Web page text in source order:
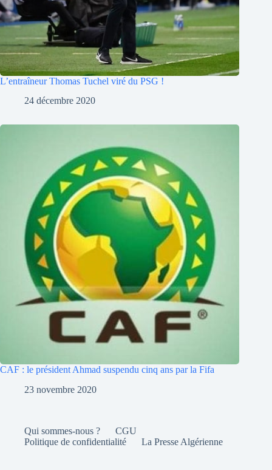
L’entraîneur Thomas Tuchel viré du PSG !
24 décembre 2020
CAF : le président Ahmad suspendu cinq ans par la Fifa
23 novembre 2020
Qui sommes-nous ?
CGU
Politique de confidentialité
La Presse Algérienne